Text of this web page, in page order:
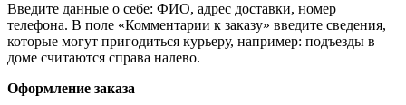
Введите данные о себе: ФИО, адрес доставки, номер
телефона. В поле «Комментарии к заказу» введите сведения,
которые могут пригодиться курьеру, например: подъезды в
доме считаются справа налево.
Оформление заказа